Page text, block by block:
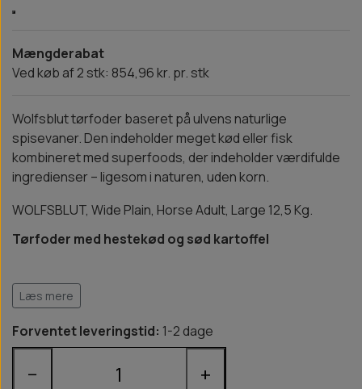
Mængderabat
Ved køb af 2 stk: 854,96 kr. pr. stk
Wolfsblut tørfoder baseret på ulvens naturlige
spisevaner. Den indeholder meget kød eller fisk
kombineret med superfoods, der indeholder værdifulde
ingredienser – ligesom i naturen, uden korn.
WOLFSBLUT, Wide Plain, Horse Adult, Large 12,5 Kg.
Tørfoder med hestekød og sød kartoffel
Læs mere
Forventet leveringstid: 1-2 dage
− +